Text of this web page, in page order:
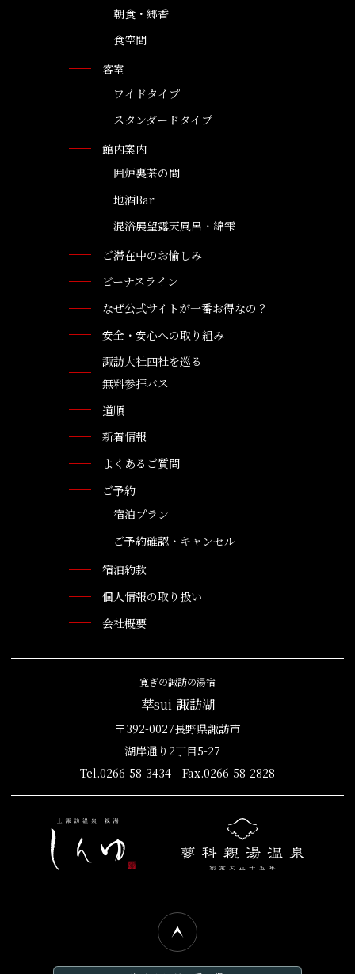
朝食・郷香
食空間
客室
ワイドタイプ
スタンダードタイプ
館内案内
囲炉裏茶の間
地酒Bar
混浴展望露天風呂・綿雫
ご滞在中のお愉しみ
ビーナスライン
なぜ公式サイトが一番お得なの？
安全・安心への取り組み
諏訪大社四社を巡る
無料参拝バス
道順
新着情報
よくあるご質問
ご予約
宿泊プラン
ご予約確認・キャンセル
宿泊約款
個人情報の取り扱い
会社概要
寛ぎの諏訪の湯宿
萃sui-諏訪湖
〒392-0027長野県諏訪市
湖岸通り2丁目5-27
Tel.0266-58-3434 Fax.0266-58-2828